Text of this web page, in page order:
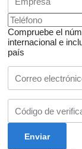
Compruebe el
internacional e
país